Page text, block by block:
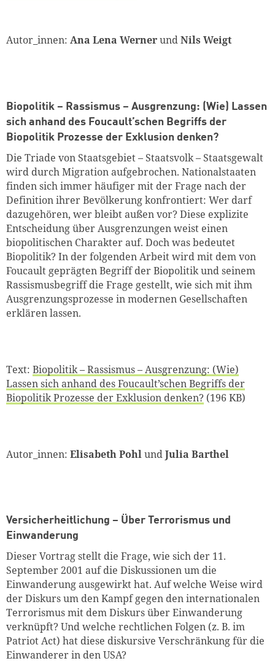
Autor_innen: Ana Lena WernerundNils Weigt
Biopolitik – Rassismus – Ausgrenzung: (Wie) Lassen
sich anhand des Foucault’schen Begriffs der
Biopolitik Prozesse der Exklusion denken?
Die Triade von Staatsgebiet – Staatsvolk – Staatsgewalt
wird durch Migration aufgebrochen. Nationalstaaten
finden sich immer häufiger mit der Frage nach der
Definition ihrer Bevölkerung konfrontiert: Wer darf
dazugehören, wer bleibt außen vor? Diese explizite
Entscheidung über Ausgrenzungen weist einen
biopolitischen Charakter auf. Doch was bedeutet
Biopolitik? In der folgenden Arbeit wird mit dem von
Foucault geprägten Begriff der Biopolitik und seinem
Rassismusbegriff die Frage gestellt, wie sich mit ihm
Ausgrenzungsprozesse in modernen Gesellschaften
erklären lassen.
Text: Biopolitik – Rassismus – Ausgrenzung: (Wie)
Lassen sich anhand des Foucault’schen Begriffs der
Biopolitik Prozesse der Exklusion denken? (196 KB)
Autor_innen: Elisabeth PohlundJulia Barthel
Versicherheitlichung – Über Terrorismus und
Einwanderung
Dieser Vortrag stellt die Frage, wie sich der 11.
September 2001 auf die Diskussionen um die
Einwanderung ausgewirkt hat. Auf welche Weise wird
der Diskurs um den Kampf gegen den internationalen
Terrorismus mit dem Diskurs über Einwanderung
verknüpft? Und welche rechtlichen Folgen (z. B. im
Patriot Act) hat diese diskursive Verschränkung für die
Einwanderer in den USA?